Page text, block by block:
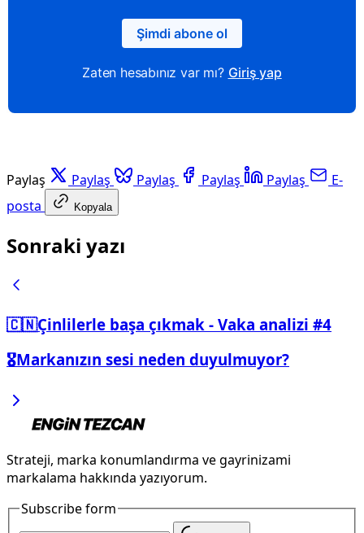
Şimdi abone ol
Zaten hesabınız var mı? Giriş yap
Paylaş Paylaş Paylaş Paylaş Paylaş
E-
posta
Kopyala
Sonraki yazı
🇨🇳Çinlilerle başa çıkmak - Vaka analizi #4
🎖️Markanızın sesi neden duyulmuyor?
Strateji, marka konumlandırma ve gayrinizami
markalama hakkında yazıyorum.
Subscribe form